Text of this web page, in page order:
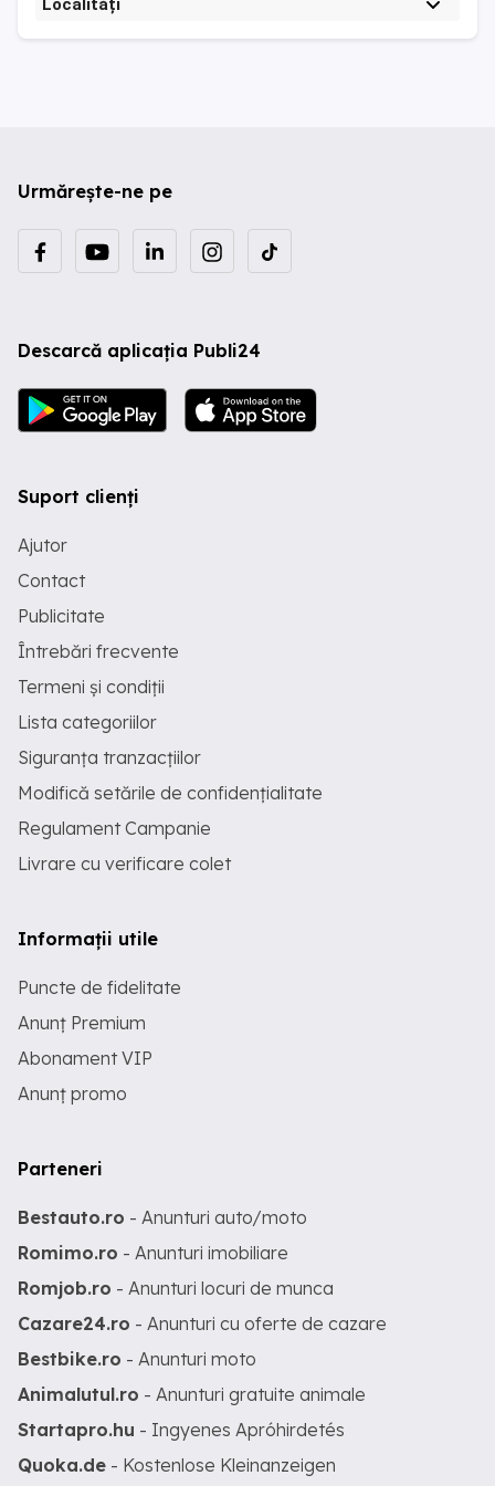
Localități
Urmărește-ne pe
Descarcă aplicația Publi24
Suport clienți
Ajutor
Contact
Publicitate
Întrebări frecvente
Termeni și condiții
Lista categoriilor
Siguranța tranzacțiilor
Modifică setările de confidențialitate
Regulament Campanie
Livrare cu verificare colet
Informații utile
Puncte de fidelitate
Anunț Premium
Abonament VIP
Anunț promo
Parteneri
Bestauto.ro - Anunturi auto/moto
Romimo.ro - Anunturi imobiliare
Romjob.ro - Anunturi locuri de munca
Cazare24.ro - Anunturi cu oferte de cazare
Bestbike.ro - Anunturi moto
Animalutul.ro - Anunturi gratuite animale
Startapro.hu - Ingyenes Apróhirdetés
Quoka.de - Kostenlose Kleinanzeigen